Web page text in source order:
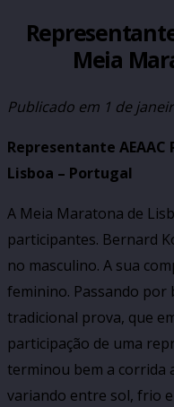
Meia
Publicado em 1 de
Representante
Lisboa – Portugal
A Meia Maratona de
participantes. Bernard
no masculino. A sua
feminino. Passando por
tradicional prova, que
participação de uma
terminou bem a corrida
variando entre sol, frio e